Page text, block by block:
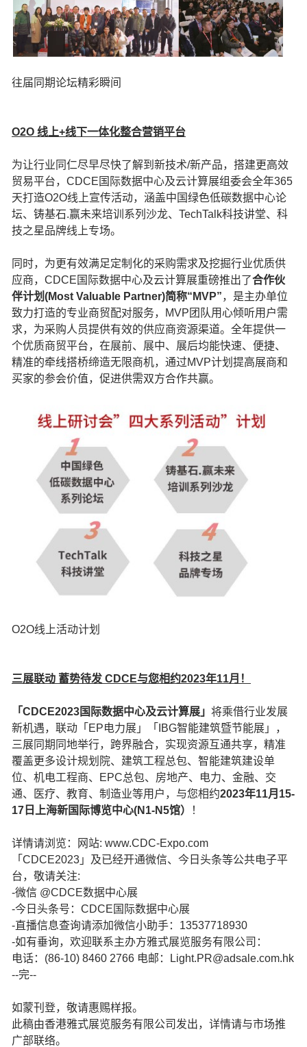
往届同期论坛精彩瞬间
O2O 线上+线下一体化整合营销平台
为让行业同仁尽早尽快了解到新技术/新产品，搭建更高效
贸易平台，CDCE国际数据中心及云计算展组委会全年365
天打造O2O线上宣传活动，涵盖中国绿色低碳数据中心论
坛、铸基石.赢未来培训系列沙龙、TechTalk科技讲堂、科
技之星品牌线上专场。
同时，为更有效满足定制化的采购需求及挖掘行业优质供
应商，CDCE国际数据中心及云计算展重磅推出了合作伙
伴计划(Most Valuable Partner)简称“MVP”，是主办单位
致力打造的专业商贸配对服务，MVP团队用心倾听用户需
求，为采购人员提供有效的供应商资源渠道。全年提供一
个优质商贸平台，在展前、展中、展后均能快速、便捷、
精准的牵线搭桥缔造无限商机，通过MVP计划提高展商和
买家的参会价值，促进供需双方合作共赢。
O2O线上活动计划
三展联动 蓄势待发 CDCE与您相约2023年11月！
「CDCE2023国际数据中心及云计算展」 将乘借行业发展
新机遇，联动「EP电力展」「IBG智能建筑暨节能展」，
三展同期同地举行，跨界融合，实现资源互通共享，精准
覆盖更多设计规划院、建筑工程总包、智能建筑建设单
位、机电工程商、EPC总包、房地产、电力、金融、交
通、医疗、教育、制造业等用户，与您相约2023年11月15-
17日上海新国际博览中心(N1-N5馆）
！
详情请浏览：网站: www.CDC-Expo.com
「CDCE2023」及已经开通微信、今日头条等公共电子平
台，敬请关注:
-微信 @CDCE数据中心展
-今日头条号：CDCE国际数据中心展
-直播信息查询请添加微信小助手：13537718930
-如有垂询，欢迎联系主办方雅式展览服务有限公司：
电话：(86-10) 8460 2766 电邮：Light.PR@adsale.com.hk
--完--
如蒙刊登，敬请惠赐样报。
此稿由香港雅式展览服务有限公司发出，详情请与市场推
广部联络。